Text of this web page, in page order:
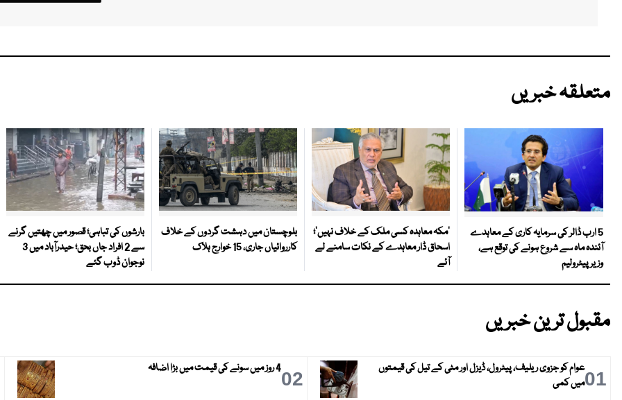
متعلقہ خبریں
5 ارب ڈالر کی سرمایہ کاری کے معاہدے
آئندہ ماہ سے شروع ہونے کی توقع ہے،
وزیر پیٹرولیم
‘مکہ معاہدہ کسی ملک کے خلاف نہیں’؛
اسحاق ڈار معاہدے کے نکات سامنے لے
آئے
بلوچستان میں دہشت گردوں کے خلاف
کارروائیاں جاری، 15 خوارج ہلاک
بارشوں کی تباہی؛ قصور میں چھتیں گرنے
سے 2 افراد جاں بحق؛ حیدرآباد میں 3
نوجوان ڈوب گئے
مقبول ترین خبریں
01عوام کو جزوی ریلیف، پیٹرول، ڈیزل اور مٹی کے تیل کی قیمتوں
میں کمی
024 روز میں سونے کی قیمت میں بڑا اضافہ